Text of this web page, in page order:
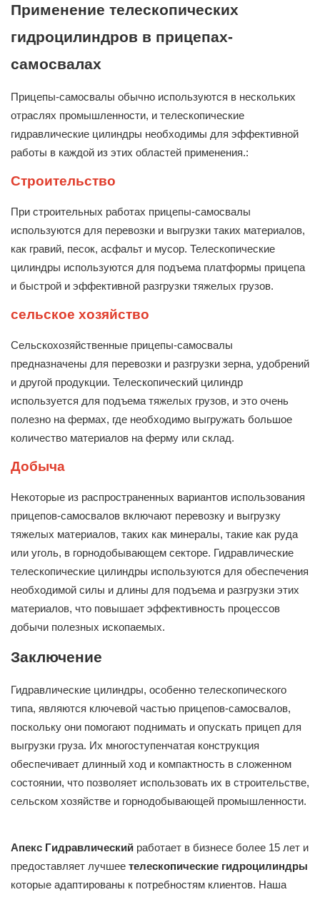
Применение телескопических
гидроцилиндров в прицепах-
самосвалах
Прицепы-самосвалы обычно используются в нескольких
отраслях промышленности, и телескопические
гидравлические цилиндры необходимы для эффективной
работы в каждой из этих областей применения.:
Строительство
При строительных работах прицепы-самосвалы
используются для перевозки и выгрузки таких материалов,
как гравий, песок, асфальт и мусор. Телескопические
цилиндры используются для подъема платформы прицепа
и быстрой и эффективной разгрузки тяжелых грузов.
сельское хозяйство
Сельскохозяйственные прицепы-самосвалы
предназначены для перевозки и разгрузки зерна, удобрений
и другой продукции. Телескопический цилиндр
используется для подъема тяжелых грузов, и это очень
полезно на фермах, где необходимо выгружать большое
количество материалов на ферму или склад.
Добыча
Некоторые из распространенных вариантов использования
прицепов-самосвалов включают перевозку и выгрузку
тяжелых материалов, таких как минералы, такие как руда
или уголь, в горнодобывающем секторе. Гидравлические
телескопические цилиндры используются для обеспечения
необходимой силы и длины для подъема и разгрузки этих
материалов, что повышает эффективность процессов
добычи полезных ископаемых.
Заключение
Гидравлические цилиндры, особенно телескопического
типа, являются ключевой частью прицепов-самосвалов,
поскольку они помогают поднимать и опускать прицеп для
выгрузки груза. Их многоступенчатая конструкция
обеспечивает длинный ход и компактность в сложенном
состоянии, что позволяет использовать их в строительстве,
сельском хозяйстве и горнодобывающей промышленности.
Апекс Гидравлический работает в бизнесе более 15 лет и
предоставляет лучшее телескопические гидроцилиндры
которые адаптированы к потребностям клиентов. Наша